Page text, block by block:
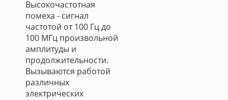
Высокочастотная
помеха - сигнал
частотой от 100 Гц до
100 МГц произвольной
амплитуды и
продолжительности.
Вызываются работой
различных
электрических